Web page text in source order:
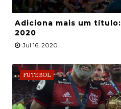
Adiciona mais um
2020
Jul 16, 2020
FUTEBOL